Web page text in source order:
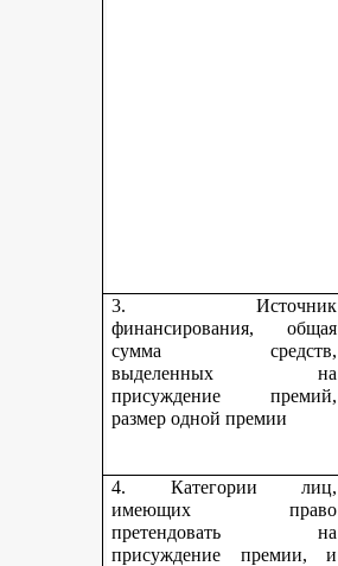
3. Источник
финансирования, общая
сумма средств,
выделенных на
присуждение премий,
размер одной премии
4. Категории лиц,
имеющих право
претендовать на
присуждение премии, и